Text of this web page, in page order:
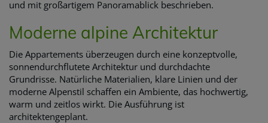
und mit großartigem Panoramablick beschrieben.
Moderne alpine Architektur
Die Appartements überzeugen durch eine konzeptvolle,
sonnendurchflutete Architektur und durchdachte
Grundrisse. Natürliche Materialien, klare Linien und der
moderne Alpenstil schaffen ein Ambiente, das hochwertig,
warm und zeitlos wirkt. Die Ausführung ist
architektengeplant.